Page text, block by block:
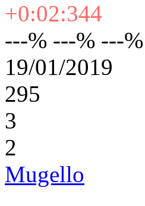
+0:02:344
---% ---% ---
19/01/2019
295
3
2
Mugello